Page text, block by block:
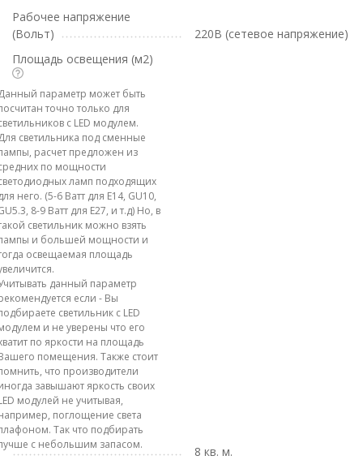
Рабочее напряжение
(Вольт)
220В (сетевое напряжение)
Площадь освещения (м2)
параметр может быть
точно только для
с LED модулем.
светильника под сменные
расчет предложен из
по мощности
ламп подходящих
него. (5-6 Ватт для E14, GU10,
8-9 Ватт для E27, и т.д) Но, в
светильник можно взять
и большей мощности и
освещаемая площадь
данный параметр
если - Вы
светильник с LED
и не уверены что его
по яркости на площадь
помещения. Также стоит
что производители
завышают яркость своих
модулей не учитывая,
поглощение света
Так что подбирать
с небольшим запасом.
8 кв. м.